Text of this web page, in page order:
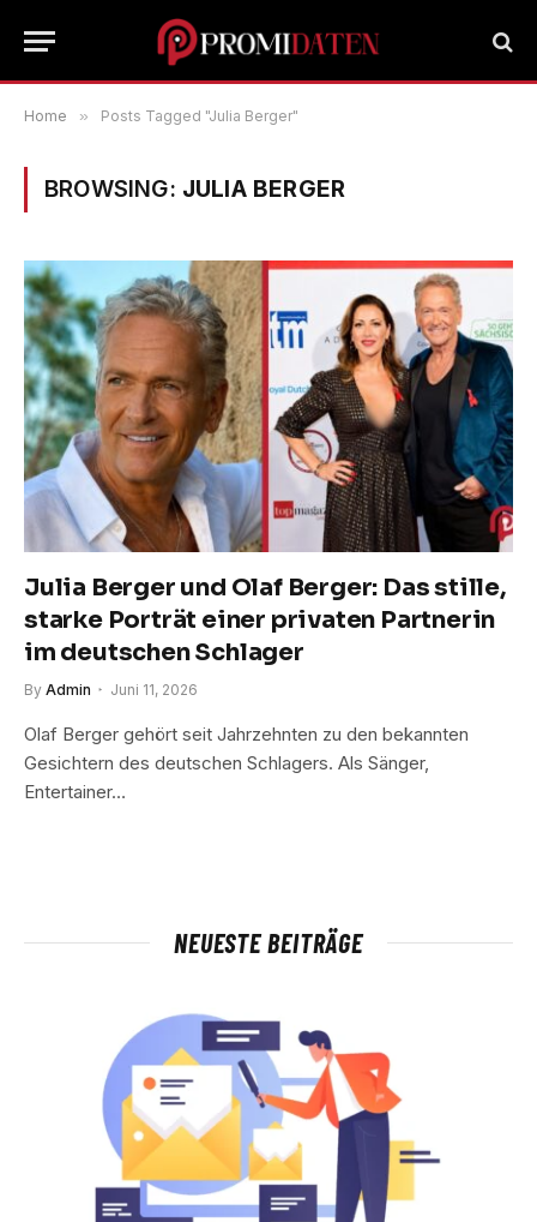
Home » Posts Tagged "Julia Berger"
BROWSING: JULIA BERGER
Julia Berger und Olaf Berger: Das stille,
starke Porträt einer privaten Partnerin
im deutschen Schlager
By Admin Juni 11, 2026
Olaf Berger gehört seit Jahrzehnten zu den bekannten
Gesichtern des deutschen Schlagers. Als Sänger,
Entertainer…
NEUESTE BEITRÄGE